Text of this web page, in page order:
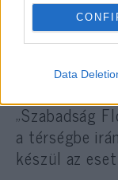
Data
Hogyan
„Szabadság
a térségbe
készül az